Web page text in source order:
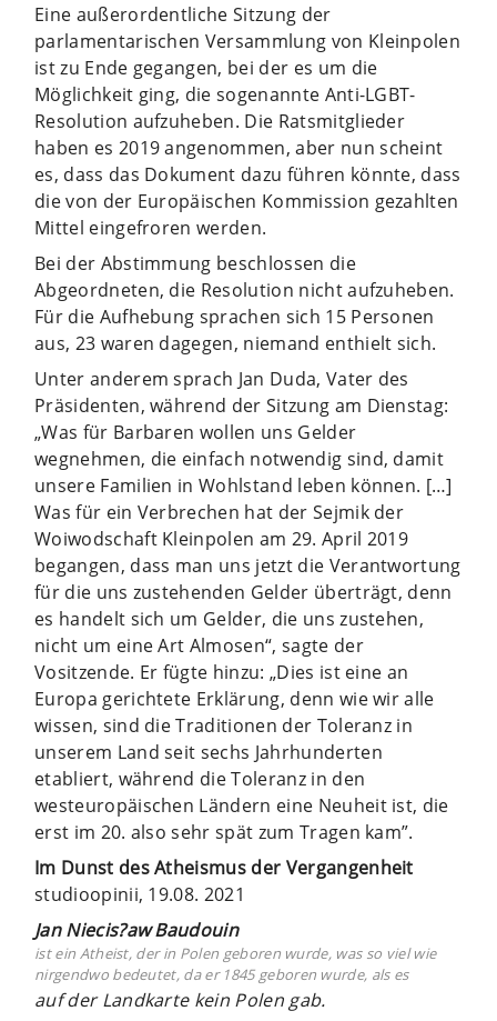
Eine außerordentliche Sitzung der
parlamentarischen Versammlung von Kleinpolen
ist zu Ende gegangen, bei der es um die
Möglichkeit ging, die sogenannte Anti-LGBT-
Resolution aufzuheben. Die Ratsmitglieder
haben es 2019 angenommen, aber nun scheint
es, dass das Dokument dazu führen könnte, dass
die von der Europäischen Kommission gezahlten
Mittel eingefroren werden.
Bei der Abstimmung beschlossen die
Abgeordneten, die Resolution nicht aufzuheben.
Für die Aufhebung sprachen sich 15 Personen
aus, 23 waren dagegen, niemand enthielt sich.
Unter anderem sprach Jan Duda, Vater des
Präsidenten, während der Sitzung am Dienstag:
„Was für Barbaren wollen uns Gelder
wegnehmen, die einfach notwendig sind, damit
unsere Familien in Wohlstand leben können. […]
Was für ein Verbrechen hat der Sejmik der
Woiwodschaft Kleinpolen am 29. April 2019
begangen, dass man uns jetzt die Verantwortung
für die uns zustehenden Gelder überträgt, denn
es handelt sich um Gelder, die uns zustehen,
nicht um eine Art Almosen“, sagte der
Vositzende. Er fügte hinzu: „Dies ist eine an
Europa gerichtete Erklärung, denn wie wir alle
wissen, sind die Traditionen der Toleranz in
unserem Land seit sechs Jahrhunderten
etabliert, während die Toleranz in den
westeuropäischen Ländern eine Neuheit ist, die
erst im 20. also sehr spät zum Tragen kam”.
Im Dunst des Atheismus der Vergangenheit
studioopinii, 19.08. 2021
Jan Niecis?aw Baudouin
ist ein Atheist, der in Polen geboren wurde, was so viel wie
nirgendwo bedeutet, da er 1845 geboren wurde, als es
auf der Landkartekein Polen gab.